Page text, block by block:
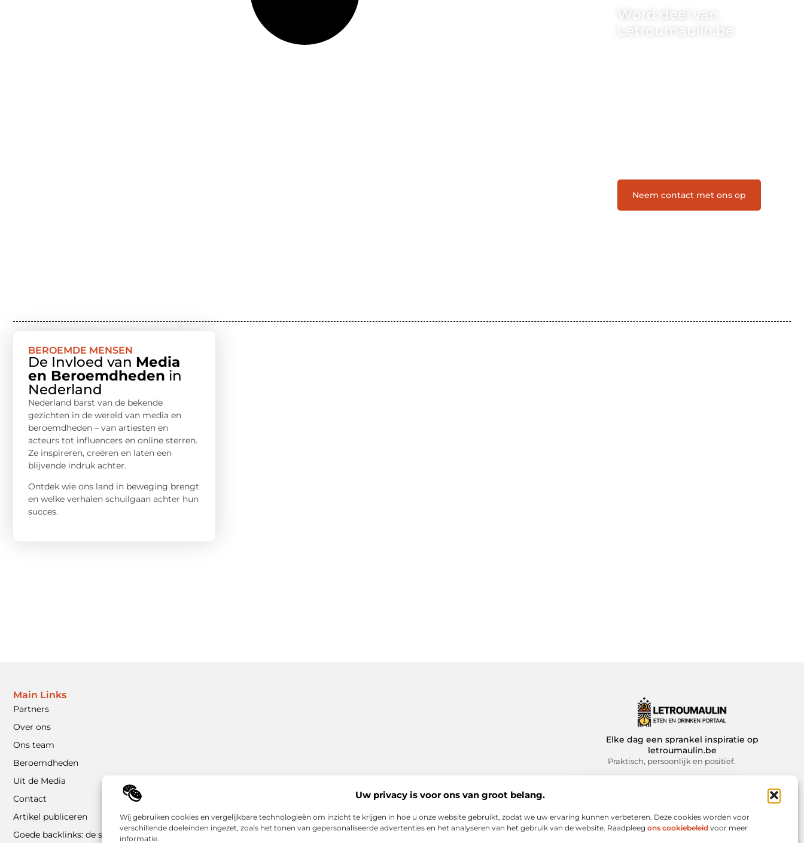
Uw privacy is voor ons van groot belang.
Wij gebruiken cookies en vergelijkbare technologieën om inzicht te krijgen in hoe u onze website gebruikt, zodat we uw ervaring kunnen verbeteren. Deze cookies worden voor
verschillende doeleinden ingezet, zoals het tonen van gepersonaliseerde advertenties en het analyseren van het gebruik van de website. Raadpleeg ons cookiebeleid voor meer
informatie.
Word deel van
Letroumaulin.be
Neem contact met ons op
BEROEMDE MENSEN
De Invloed van Media
en Beroemdheden in
Nederland
Nederland barst van de bekende
gezichten in de wereld van media en
beroemdheden – van artiesten en
acteurs tot influencers en online sterren.
Ze inspireren, creëren en laten een
blijvende indruk achter.
Ontdek wie ons land in beweging brengt
en welke verhalen schuilgaan achter hun
succes.
Main Links
Partners
Over ons
Ons team
Beroemdheden
Uit de Media
Contact
Artikel publiceren
Goede backlinks: de sleutel tot duurzame SEO-resultaten
Elke dag een sprankel inspiratie op
letroumaulin.be
Praktisch, persoonlijk en positief.